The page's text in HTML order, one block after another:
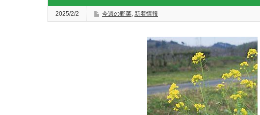
2025/2/2 今週の野菜, 新着情報